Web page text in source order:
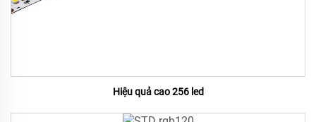
Hiệu quả cao 256 led